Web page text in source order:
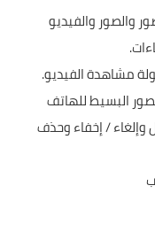
والصور والفيديو
مشاهدة الفيديو.
البسيط للهاتف
/ إخفاء وحذف